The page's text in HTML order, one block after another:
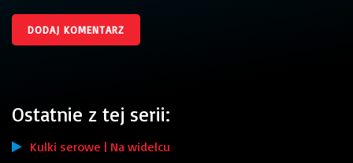
Ostatnie z tej serii:
Kulki serowe | Na widelcu